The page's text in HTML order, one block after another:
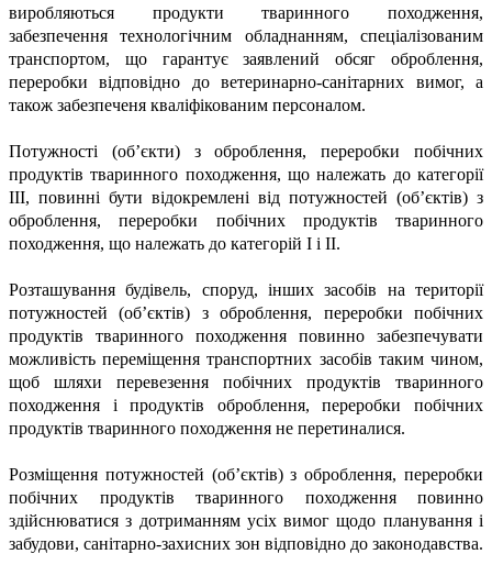
виробляються продукти тваринного походження,
забезпечення технологічним обладнанням, спеціалізованим
транспортом, що гарантує заявлений обсяг оброблення,
переробки відповідно до ветеринарно-санітарних вимог, а
також забезпеченя кваліфікованим персоналом.
Потужності (об’єкти) з оброблення, переробки побічних
продуктів тваринного походження, що належать до категорії
III, повинні бути відокремлені від потужностей (об’єктів) з
оброблення, переробки побічних продуктів тваринного
походження, що належать до категорій I і II.
Розташування будівель, споруд, інших засобів на території
потужностей (об’єктів) з оброблення, переробки побічних
продуктів тваринного походження повинно забезпечувати
можливість переміщення транспортних засобів таким чином,
щоб шляхи перевезення побічних продуктів тваринного
походження і продуктів оброблення, переробки побічних
продуктів тваринного походження не перетиналися.
Розміщення потужностей (об’єктів) з оброблення, переробки
побічних продуктів тваринного походження повинно
здійснюватися з дотриманням усіх вимог щодо планування і
забудови, санітарно-захисних зон відповідно до законодавства.